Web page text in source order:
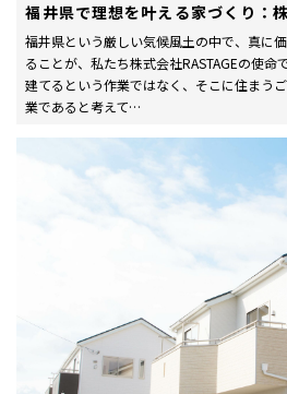
福井県で理想を叶える家づくり：
福井県という厳しい気候風土の中で、真に
ることが、私たち株式会社RASTAGEの使命
建てるという作業ではなく、そこに住まう
業であると考えて…